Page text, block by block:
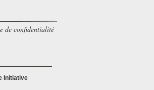
de confidentialité
Initiative